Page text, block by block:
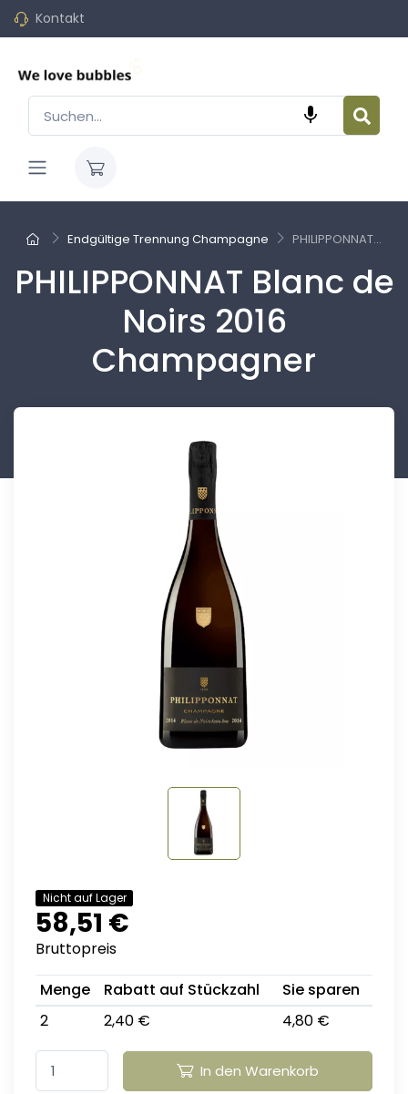
Kontakt

Endgültige Trennung Champagne PHILIPPONNAT...
PHILIPPONNAT Blanc de
Noirs 2016
Champagner
Nicht auf Lager
58,51 €
Bruttopreis
Menge
Rabatt auf Stückzahl
Sie sparen
2
2,40 € 4,80 €
In den Warenkorb